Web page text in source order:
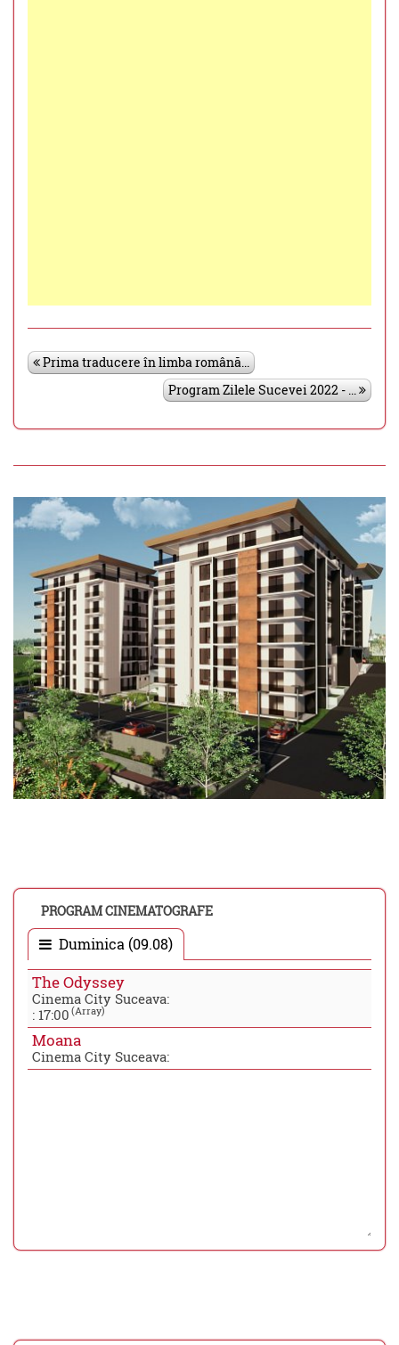
Prima traducere în limba română...
Program Zilele Sucevei 2022 - ...
PROGRAM CINEMATOGRAFE
Duminica (09.08)
The Odyssey
Cinema City Suceava:
: 17:00 (Array)
Moana
Cinema City Suceava: